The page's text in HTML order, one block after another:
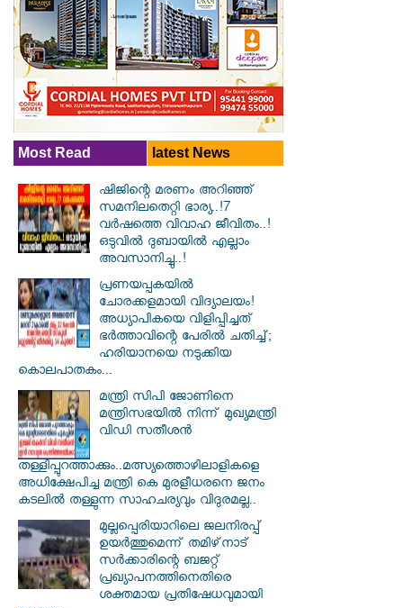
Most Read latest News
ഷിജിന്റെ മരണം അറിഞ്ഞ്
സമനിലതെറ്റി ഭാര്യ..!7
വർഷത്തെ വിവാഹ ജീവിതം..!
ഒടുവിൽ ദുബായിൽ എല്ലാം
അവസാനിച്ചു..!
പ്രണയപ്പകയിൽ
ചോരക്കളമായി വിദ്യാലയം!
അധ്യാപികയെ വിളിപ്പിച്ചത്
ഭർത്താവിന്റെ പേരിൽ ചതിച്ച്;
ഹരിയാനയെ നടുക്കിയ
കൊലപാതകം...
മന്ത്രി സിപി ജോണിനെ
മന്ത്രിസഭയില്‍ നിന്ന് മുഖ്യമന്ത്രി
വിഡി സതീശന്‍
തള്ളിപ്പുറത്താക്കും..മത്സ്യത്തൊഴിലാളികളെ
അധിക്ഷേപിച്ച മന്ത്രി കെ മുരളീധരനെ ജനം
കടലില്‍ തള്ളുന്ന സാഹചര്യവും വിദുരമല്ല..
മുല്ലപ്പെരിയാറിലെ ജലനിരപ്പ്
ഉയര്‍ത്തുമെന്ന് തമിഴ്‌നാട്
സര്‍ക്കാരിന്റെ ബജറ്റ്
പ്രഖ്യാപനത്തിനെതിരെ
ശക്തമായ പ്രതിഷേധവുമായി